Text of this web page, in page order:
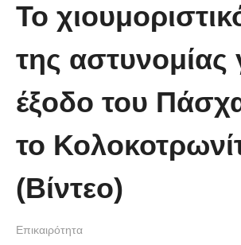
πρώτη στιγμή και
νοηματική με ένα μικρό
Το
της αστυνομίας
έξοδο του
το
(Βίντεο)
Επικαιρότητα